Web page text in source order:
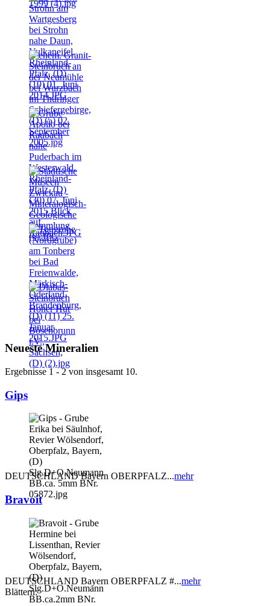
Neueste Mineralien
Ergebnisse 1 - 2 von insgesamt 10.
Gips
DEUTSCHLAND Bayern OBERPFALZ...mehr
Bravoit
DEUTSCHLAND Bayern OBERPFALZ #...mehr
Blättern: